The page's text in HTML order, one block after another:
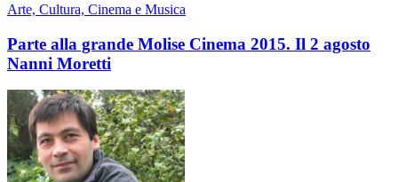
Arte, Cultura, Cinema e Musica
Parte alla grande Molise Cinema 2015. Il 2 agosto
Nanni Moretti